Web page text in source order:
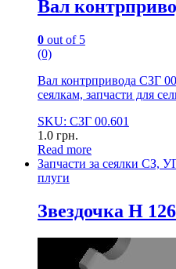
Вал
0 out of 5
(0)
Вал контрпривода СЗГ
сеялкам, запчасти для
SKU: СЗГ 00.601
1.0 грн.
Read more
Запчасти за сеялки СЗ,
плуги
Звездочка Н